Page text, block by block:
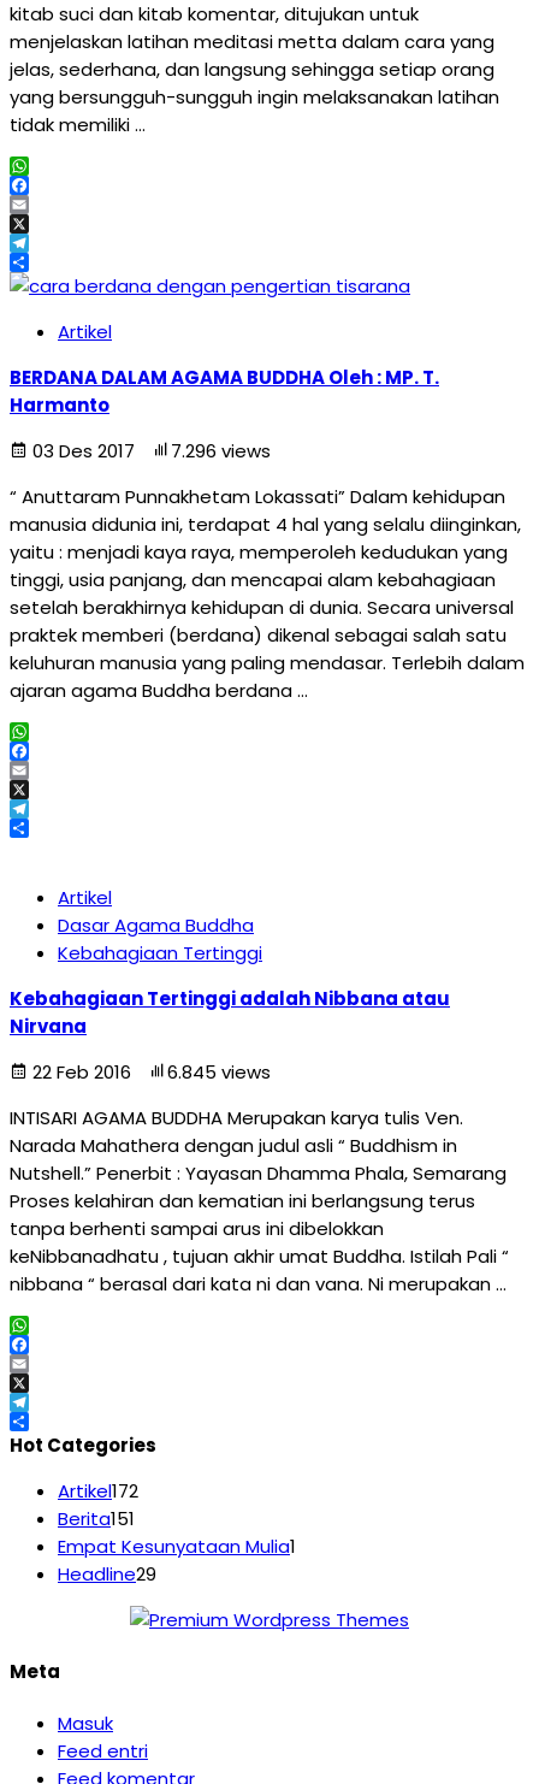
kitab suci dan kitab komentar, ditujukan untuk
menjelaskan latihan meditasi metta dalam cara yang
jelas, sederhana, dan langsung sehingga setiap orang
yang bersungguh-sungguh ingin melaksanakan latihan
tidak memiliki …
WhatsApp
Facebook
Email
X
Telegram
Share
Artikel
BERDANA DALAM AGAMA BUDDHA Oleh : MP. T.
Harmanto
03 Des 2017
7.296 views
“ Anuttaram Punnakhetam Lokassati” Dalam kehidupan
manusia didunia ini, terdapat 4 hal yang selalu diinginkan,
yaitu : menjadi kaya raya, memperoleh kedudukan yang
tinggi, usia panjang, dan mencapai alam kebahagiaan
setelah berakhirnya kehidupan di dunia. Secara universal
praktek memberi (berdana) dikenal sebagai salah satu
keluhuran manusia yang paling mendasar. Terlebih dalam
ajaran agama Buddha berdana …
WhatsApp
Facebook
Email
X
Telegram
Artikel
Dasar Agama Buddha
Kebahagiaan Tertinggi
Kebahagiaan Tertinggi adalah Nibbana atau
Nirvana
22 Feb 2016
6.845 views
INTISARI AGAMA BUDDHA Merupakan karya tulis Ven.
Narada Mahathera dengan judul asli “ Buddhism in
Nutshell.” Penerbit : Yayasan Dhamma Phala, Semarang
Proses kelahiran dan kematian ini berlangsung terus
tanpa berhenti sampai arus ini dibelokkan
keNibbanadhatu , tujuan akhir umat Buddha. Istilah Pali “
nibbana “ berasal dari kata ni dan vana. Ni merupakan …
WhatsApp
Facebook
Email
X
Telegram
Share
Hot Categories
Artikel172
Berita151
Empat Kesunyataan Mulia1
Headline29
Meta
Masuk
Feed entri
Feed komentar